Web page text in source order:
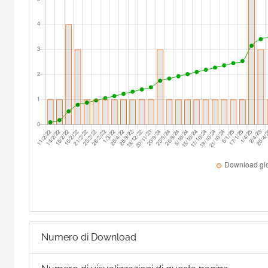
Numero di Download